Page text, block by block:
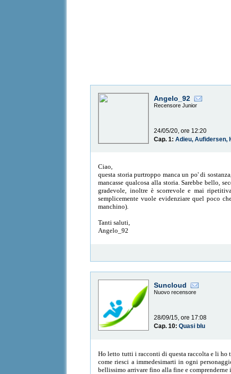
Angelo_92
Recensore Junior
24/05/20, ore 12:20
Cap. 1:Adieu, Aufidersen,
Ciao,
questa storia purtroppo manca un po' di
mancasse qualcosa alla storia. Sarebbe bello,
gradevole, inoltre è scorrevole e mai
semplicemente vuole evidenziare quel poco
manchino).
Tanti saluti,
Angelo_92
Suncloud
Nuovo recensore
28/09/15, ore 17:08
Cap. 10:Quasi blu
Ho letto tutti i racconti di questa raccolta e li
come riesci a immedesimarti in ogni
bellissimo arrivare fino alla fine e